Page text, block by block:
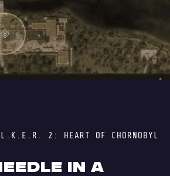
2: HEART OF CHORNOBYL
IN A